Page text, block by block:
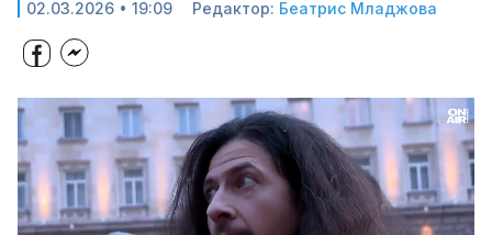
02.03.2026 • 19:09 Редактор: Беатрис Младжова